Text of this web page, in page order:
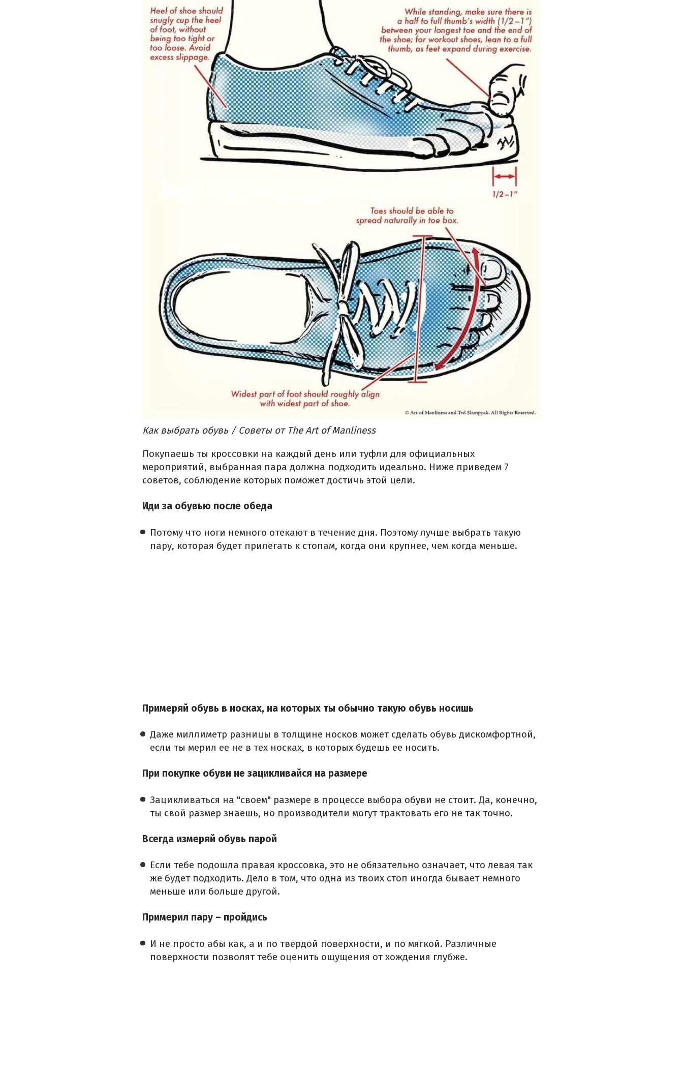
Как выбрать обувь / Советы от The Art of Manliness
Покупаешь ты кроссовки на каждый день или туфли для официальных
мероприятий, выбранная пара должна подходить идеально. Ниже приведем 7
советов, соблюдение которых поможет достичь этой цели.
Иди за обувью после обеда
Потому что ноги немного отекают в течение дня. Поэтому лучше выбрать такую ​​
пару, которая будет прилегать к стопам, когда они крупнее, чем когда меньше.
Примеряй обувь в носках, на которых ты обычно такую обувь носишь
Даже миллиметр разницы в толщине носков может сделать обувь дискомфортной,
если ты мерил ее не в тех носках, в которых будешь ее носить.
При покупке обуви не зацикливайся на размере
Зацикливаться на "своем" размере в процессе выбора обуви не стоит. Да, конечно,
ты свой размер знаешь, но производители могут трактовать его не так точно.
Всегда измеряй обувь парой
Если тебе подошла правая кроссовка, это не обязательно означает, что левая так
же будет подходить. Дело в том, что одна из твоих стоп иногда бывает немного
меньше или больше другой.
Примерил пару – пройдись
И не просто абы как, а и по твердой поверхности, и по мягкой. Различные
поверхности позволят тебе оценить ощущения от хождения глубже.